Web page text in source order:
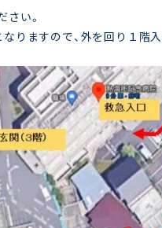
い。
りますので、外を回り１階